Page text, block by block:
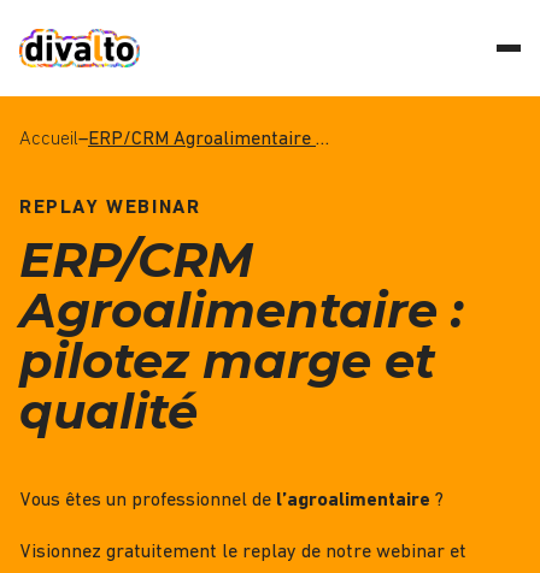
Accueil– ERP/CRM Agroalimentaire : pilotez marge et qualité
REPLAY WEBINAR
ERP/CRM
Agroalimentaire :
pilotez marge et
qualité
Vous êtes un professionnel de l’agroalimentaire ?
Visionnez gratuitement le replay de notre webinar et